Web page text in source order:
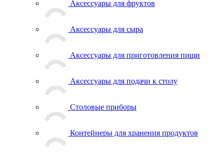
Аксессуары для фруктов
Аксессуары для сыра
Аксессуары для приготовления пищи
Аксессуары для подачи к столу
Столовые приборы
Контейнеры для хранения продуктов